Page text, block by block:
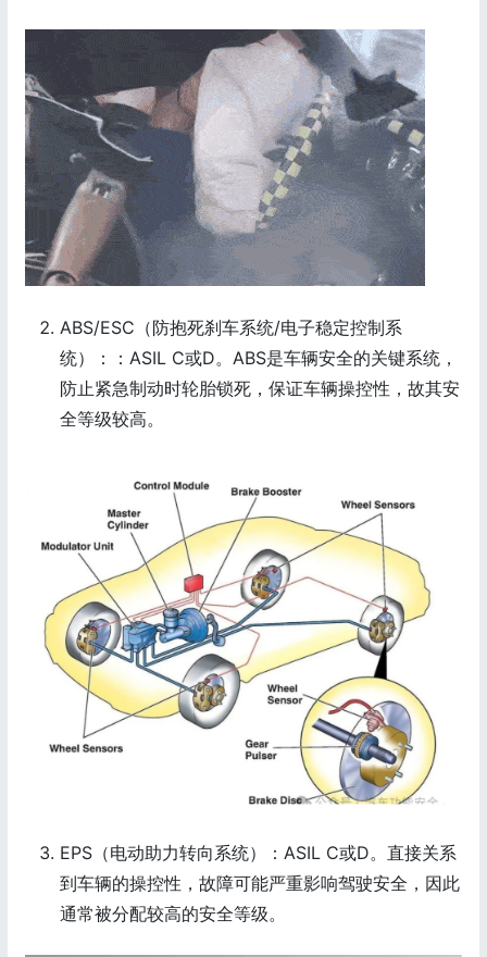
ABS/ESC（防抱死刹车系统/电子稳定控制系
统）：：ASIL C或D。ABS是车辆安全的关键系统，
防止紧急制动时轮胎锁死，保证车辆操控性，故其安
全等级较高。
EPS（电动助力转向系统）：ASIL C或D。直接关系
到车辆的操控性，故障可能严重影响驾驶安全，因此
通常被分配较高的安全等级。